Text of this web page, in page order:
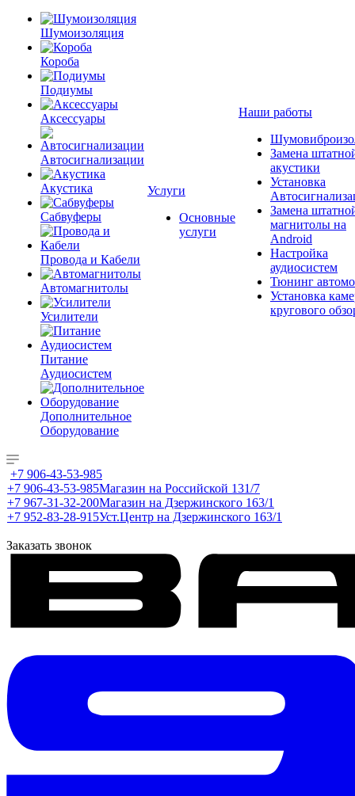
Шумоизоляция
Короба
Подиумы
Аксессуары
Автосигнализации
Акустика
Сабвуферы
Провода и Кабели
Автомагнитолы
Усилители
Питание
Аудиосистем
Дополнительное
Оборудование
Услуги
Основные
услуги
Наши работы
Замена
акустики
Установка
Замена
магнитолы на
Android
Настройка
аудиосистем
Тюнинг
Установка
кругового
+7 906-43-53-985
+7 906-43-53-985Магазин на Российской 131/7
+7 967-31-32-200Магазин на Дзержинского 163/1
+7 952-83-28-915Уст.Центр на Дзержинского 163/1
Заказать звонок